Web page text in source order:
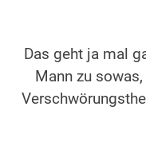
Das geht ja mal
Mann zu